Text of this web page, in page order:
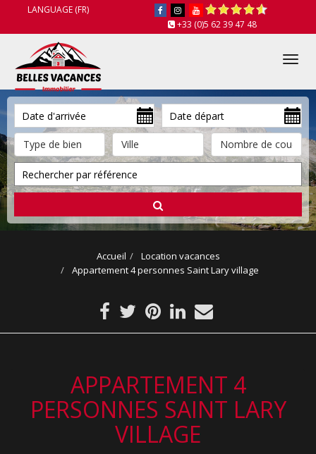
LANGUAGE (FR)
+33 (0)5 62 39 47 48
Accueil
Location vacances
Appartement 4 personnes Saint Lary village
APPARTEMENT 4
PERSONNES SAINT LARY
VILLAGE